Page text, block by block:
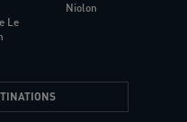
Le
Niolon